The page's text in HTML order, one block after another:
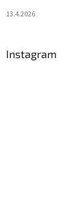
13.4.2026
Instagram